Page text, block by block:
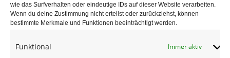
wie das Surfverhalten oder eindeutige IDs auf dieser Website verarbeiten.
Wenn du deine Zustimmung nicht erteilst oder zurückziehst, können
bestimmte Merkmale und Funktionen beeinträchtigt werden.
Funktional Immer aktiv
Name *
*